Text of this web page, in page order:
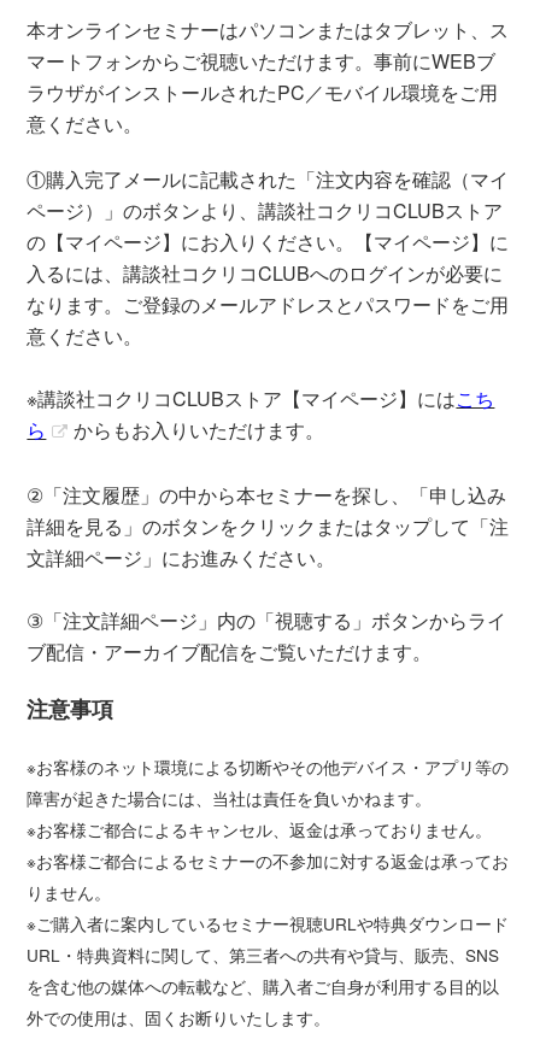
本オンラインセミナーはパソコンまたはタブレット、ス
マートフォンからご視聴いただけます。事前にWEBブ
ラウザがインストールされたPC／モバイル環境をご⽤
意ください。
①購入完了メールに記載された「注文内容を確認（マイ
ページ）」のボタンより、講談社コクリコCLUBストア
の【マイページ】にお入りください。【マイページ】に
入るには、講談社コクリコCLUBへのログインが必要に
なります。ご登録のメールアドレスとパスワードをご用
意ください。
※講談社コクリコCLUBストア【マイページ】にはこち
ら
からもお入りいただけます。
②「注文履歴」の中から本セミナーを探し、「申し込み
詳細を見る」のボタンをクリックまたはタップして「注
文詳細ページ」にお進みください。
③「注文詳細ページ」内の「視聴する」ボタンからライ
ブ配信・アーカイブ配信をご覧いただけます。
注意事項
※お客様のネット環境による切断やその他デバイス・アプリ等の
障害が起きた場合には、当社は責任を負いかねます。
※お客様ご都合によるキャンセル、返金は承っておりません。
※お客様ご都合によるセミナーの不参加に対する返金は承ってお
りません。
※ご購入者に案内しているセミナー視聴URLや特典ダウンロード
URL・特典資料に関して、第三者への共有や貸与、販売、SNS
を含む他の媒体への転載など、購入者ご自身が利用する目的以
外での使用は、固くお断りいたします。